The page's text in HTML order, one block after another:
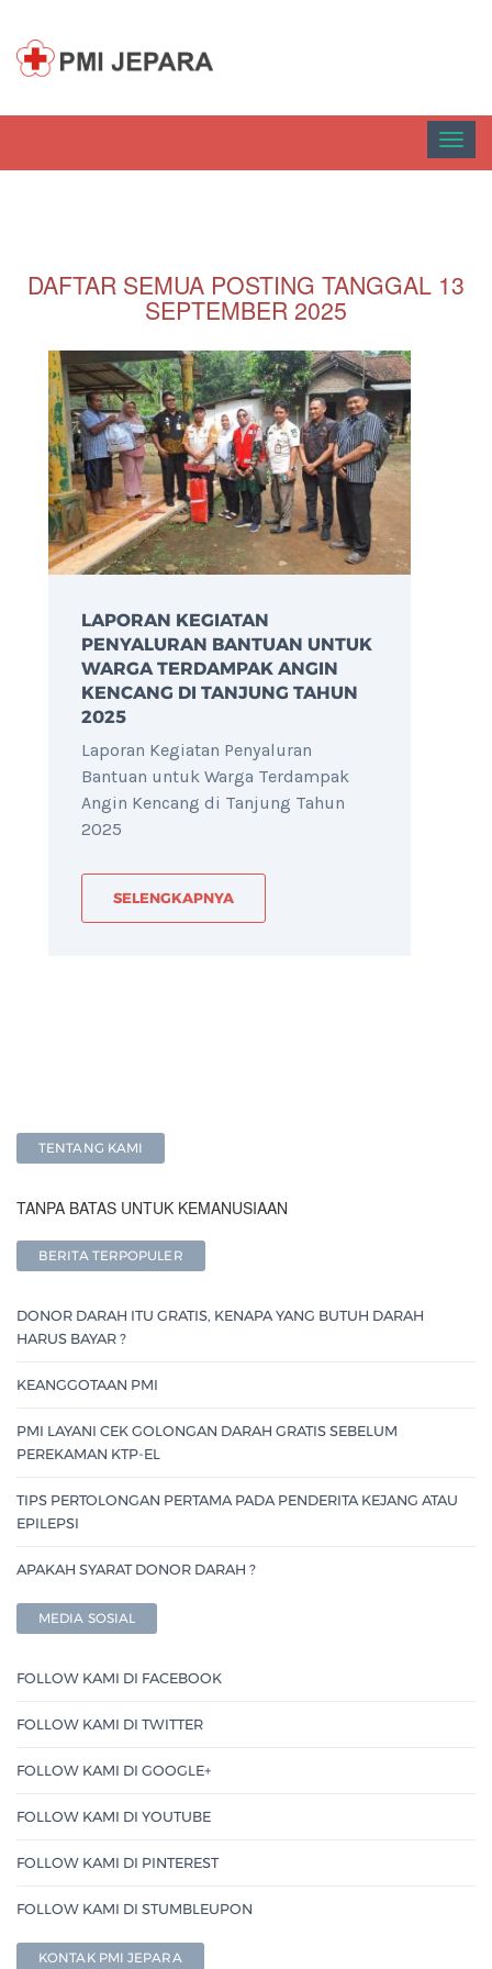
DAFTAR SEMUA POSTING TANGGAL 13
SEPTEMBER 2025
LAPORAN KEGIATAN
PENYALURAN BANTUAN UNTUK
WARGA TERDAMPAK ANGIN
KENCANG DI TANJUNG TAHUN
2025
Laporan Kegiatan Penyaluran
Bantuan untuk Warga Terdampak
Angin Kencang di Tanjung Tahun
2025
SELENGKAPNYA
TENTANG KAMI
TANPA BATAS UNTUK KEMANUSIAAN
BERITA TERPOPULER
DONOR DARAH ITU GRATIS, KENAPA YANG BUTUH DARAH
HARUS BAYAR ?
KEANGGOTAAN PMI
PMI LAYANI CEK GOLONGAN DARAH GRATIS SEBELUM
PEREKAMAN KTP-EL
TIPS PERTOLONGAN PERTAMA PADA PENDERITA KEJANG ATAU
EPILEPSI
APAKAH SYARAT DONOR DARAH ?
MEDIA SOSIAL
FOLLOW KAMI DI FACEBOOK
FOLLOW KAMI DI TWITTER
FOLLOW KAMI DI GOOGLE+
FOLLOW KAMI DI YOUTUBE
FOLLOW KAMI DI PINTEREST
FOLLOW KAMI DI STUMBLEUPON
KONTAK PMI JEPARA